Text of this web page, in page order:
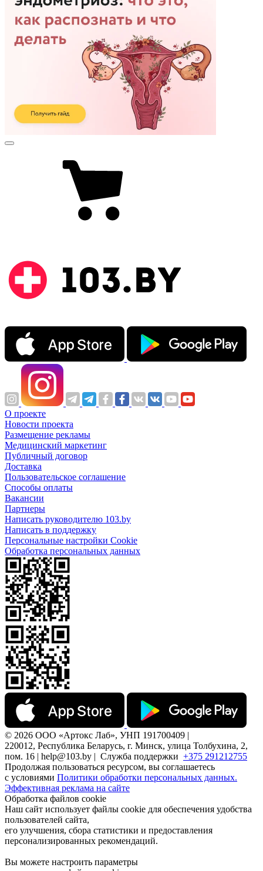
О проекте
Новости проекта
Размещение рекламы
Медицинский маркетинг
Публичный договор
Доставка
Пользовательское соглашение
Способы оплаты
Вакансии
Партнеры
Написать руководителю 103.by
Написать в поддержку
Персональные настройки Cookie
Обработка персональных данных
© 2026 ООО «Артокс Лаб», УНП 191700409 |
220012, Республика Беларусь, г. Минск, улица Толбухина, 2,
пом. 16 | help@103.by | Служба поддержки +375 291212755
Продолжая пользоваться ресурсом, вы соглашаетесь
с условиями Политики обработки персональных данных.
Эффективная реклама на сайте
Обработка файлов cookie
Наш сайт использует файлы cookie для обеспечения удобства
пользователей сайта,
его улучшения, сбора статистики и предоставления
персонализированных рекомендаций.
Вы можете настроить параметры